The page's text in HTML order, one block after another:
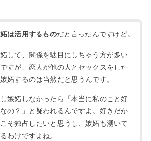
は活用するものだと言ったんですけど。
して、関係を駄目にしちゃう方が多い
すが、恋人が他の人とセックスをした
妬するのは当然だと思うんです。
嫉妬しなかったら「本当に私のこと好
の？」と疑われるんですよ。 好きだか
そ独占したいと思うし、嫉妬も湧いて
わけですよね。